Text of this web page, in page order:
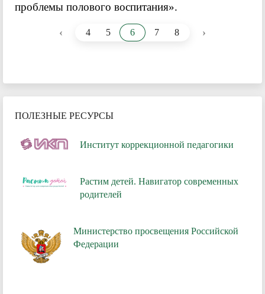
проблемы полового воспитания».
‹ 4 5 6 7 8 ›
ПОЛЕЗНЫЕ РЕСУРСЫ
Институт коррекционной педагогики
Растим детей. Навигатор современных
родителей
Министерство просвещения Российской
Федерации